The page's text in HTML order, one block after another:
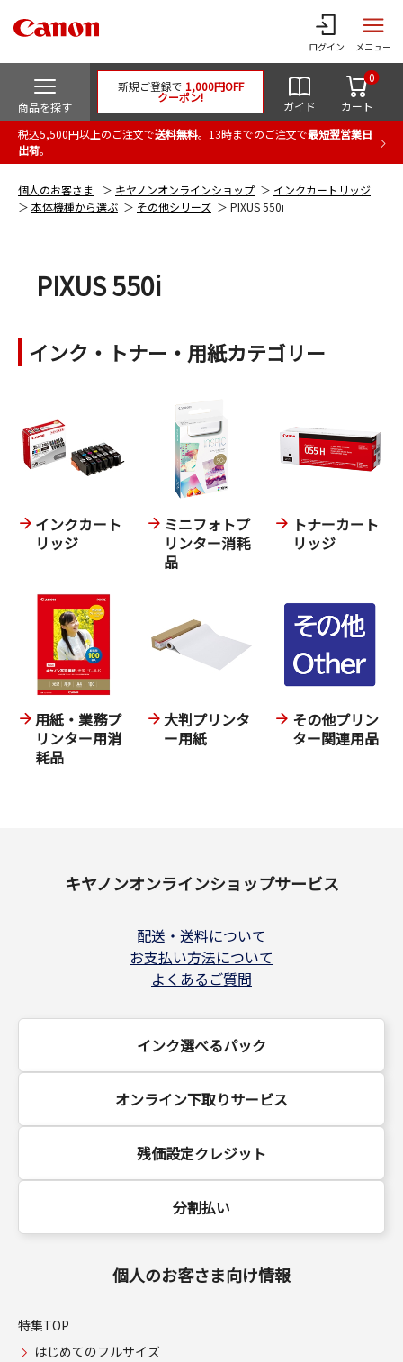
ログイン メニュー
商品を探す
新規ご登録で 1,000円OFF
クーポン!
ガイド カート
0
税込5,500円以上のご注文で送料無料。13時までのご注文で最短翌営業日
出荷。
個人のお客さま キヤノンオンラインショップ
インクカートリッジ
本体機種から選ぶ
その他シリーズ PIXUS 550i
PIXUS 550i
インク・トナー・用紙カテゴリー
インクカート
リッジ
ミニフォトプ
リンター消耗
品
トナーカート
リッジ
用紙・業務プ
リンター用消
耗品
大判プリンタ
ー用紙
その他プリン
ター関連用品
キヤノンオンラインショップサービス
配送・送料について
お支払い方法について
よくあるご質問
インク選べるパック
オンライン下取りサービス
残価設定クレジット
分割払い
個人のお客さま向け情報
特集TOP
はじめてのフルサイズ